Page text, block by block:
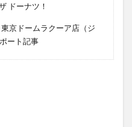
ドーナツ！
京ドームラクーア店（ジ
ート記事